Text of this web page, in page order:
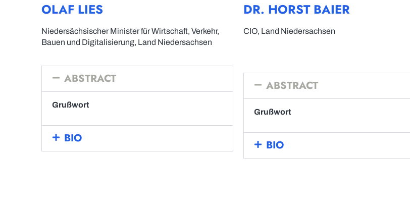
OLAF LIES
Niedersächsischer Minister für Wirtschaft, Verkehr,
Bauen und Digitalisierung, Land Niedersachsen
ABSTRACT
Grußwort
BIO
DR. HORST BAIER
CIO, Land Niedersachsen
ABSTRACT
Grußwort
BIO